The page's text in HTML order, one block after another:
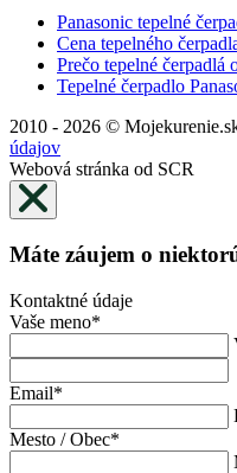
Panasonic tepelné
Cena tepelného
Prečo tepelné čerpadlá
Tepelné čerpadlo
2010 - 2026 ©
údajov
Webová stránka od SCR
Máte záujem o
Kontaktné údaje
Vaše meno*
Email*
Mesto / Obec*